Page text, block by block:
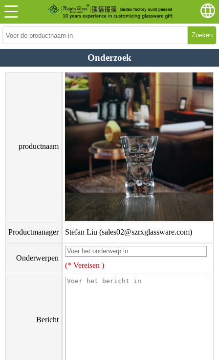
Zoeken
Onderzoek
productnaam
Productmanager Stefan Liu (sales02@szrxglassware.com)
Onderwerpen
(* Vereisen )
Bericht